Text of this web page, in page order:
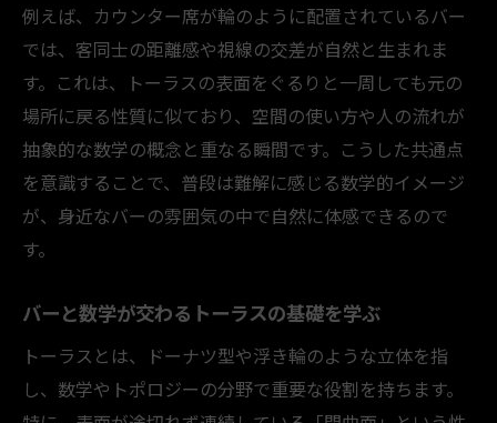
トーラス的発想がバーの日常に活きる理由
バーで感じるトーラスの本質と生活の接点
日常のバー体験がトーラス理解を深める鍵
トーラス構造を日常のバーで意識する方法
抽象数学とバーが交差する瞬間を探る
バーで体験できる抽象数学の面白さ
抽象と現実がバーで交わるトーラスの瞬間
バーに隠されたトーラス的構造の発見
もしバーがトーラスだったら何が見えるか
例えば、カウンター席が輪のように配置されているバー
では、客同士の距離感や視線の交差が自然と生まれま
す。これは、トーラスの表面をぐるりと一周しても元の
場所に戻る性質に似ており、空間の使い方や人の流れが
抽象的な数学の概念と重なる瞬間です。こうした共通点
を意識することで、普段は難解に感じる数学的イメージ
が、身近なバーの雰囲気の中で自然に体感できるので
す。
バーと数学が交わるトーラスの基礎を学ぶ
トーラスとは、ドーナツ型や浮き輪のような立体を指
し、数学やトポロジーの分野で重要な役割を持ちます。